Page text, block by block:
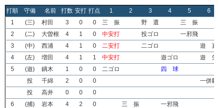
打順 守備 名前 打数 安打 打点 1 2 3 4 5
6
1
(三) 村田 3 0 0 三 振 野 選
三 振
2
(二) 大曽根 4 1 0 中安打 投ゴロ
一邪飛
3
(中) 西浦 4 1 0 二安打 二ゴロ
遊 直
4
(左) 増田 4 1 1 中安打 遊ゴロ
遊 失
5
(遊) 鏑木 1 0 0 二ゴロ
四 球
投
千綿 2 0 0
一併殺
投
高井 0 0
0
6
(捕) 岩本 4 2 0 三 振
一邪飛